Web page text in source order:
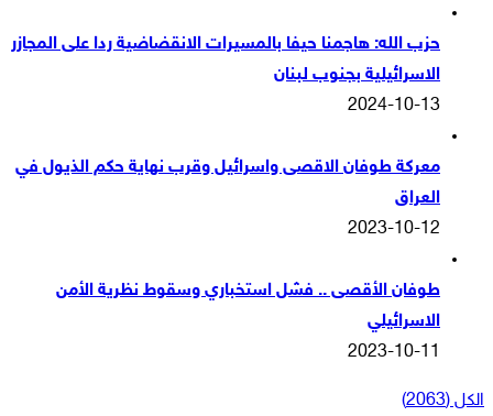
حزب الله: هاجمنا حيفا بالمسيرات الانقضاضية ردا على المجازر
الاسرائيلية بجنوب لبنان
2024-10-13
معركة طوفان الاقصى واسرائيل وقرب نهاية حكم الذيول في
العراق
2023-10-12
طوفان الأقصى .. فشل استخباري وسقوط نظرية الأمن
الاسرائيلي
2023-10-11
الكل (2063)